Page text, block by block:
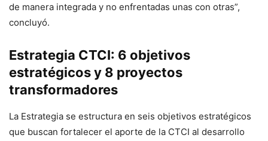
de manera integrada y no enfrentadas unas con otras”,
concluyó.
Estrategia CTCI: 6 objetivos
estratégicos y 8 proyectos
transformadores
La Estrategia se estructura en seis objetivos estratégicos
que buscan fortalecer el aporte de la CTCI al desarrollo